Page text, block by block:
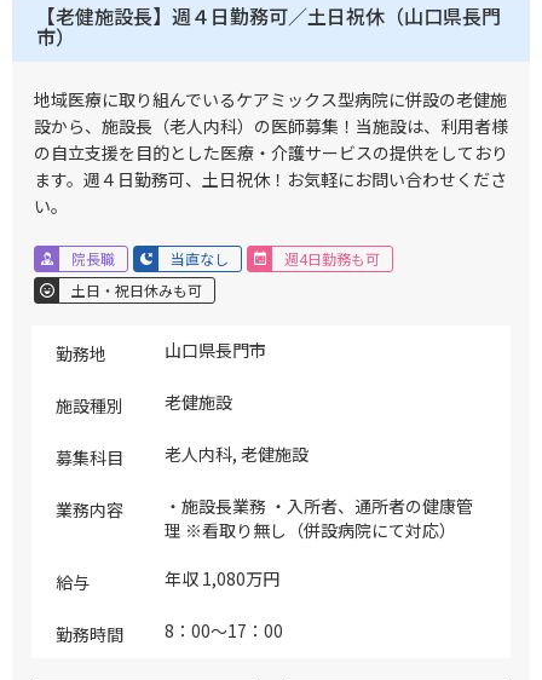
【老健施設長】週４日勤務可／土日祝休（山口県長門
市）
地域医療に取り組んでいるケアミックス型病院に併設の老健施
設から、施設長（老人内科）の医師募集！当施設は、利用者様
の自立支援を目的とした医療・介護サービスの提供をしており
ます。週４日勤務可、土日祝休！お気軽にお問い合わせくださ
い。
院長職 当直なし
週4日勤務も可
土日・祝日休みも可
勤務地 山口県長門市
施設種別 老健施設
募集科目 老人内科, 老健施設
業務内容
・施設長業務 ・入所者、通所者の健康管
理 ※看取り無し（併設病院にて対応）
給与 年収 1,080万円
勤務時間 8：00～17：00